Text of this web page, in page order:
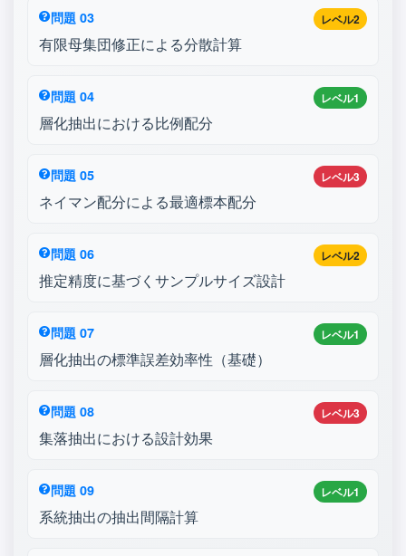
レベル2
問題 03
有限母集団修正による分散計算
レベル1
問題 04
層化抽出における比例配分
レベル3
問題 05
ネイマン配分による最適標本配分
レベル2
問題 06
推定精度に基づくサンプルサイズ設計
レベル1
問題 07
層化抽出の標準誤差効率性（基礎）
レベル3
問題 08
集落抽出における設計効果
レベル1
問題 09
系統抽出の抽出間隔計算